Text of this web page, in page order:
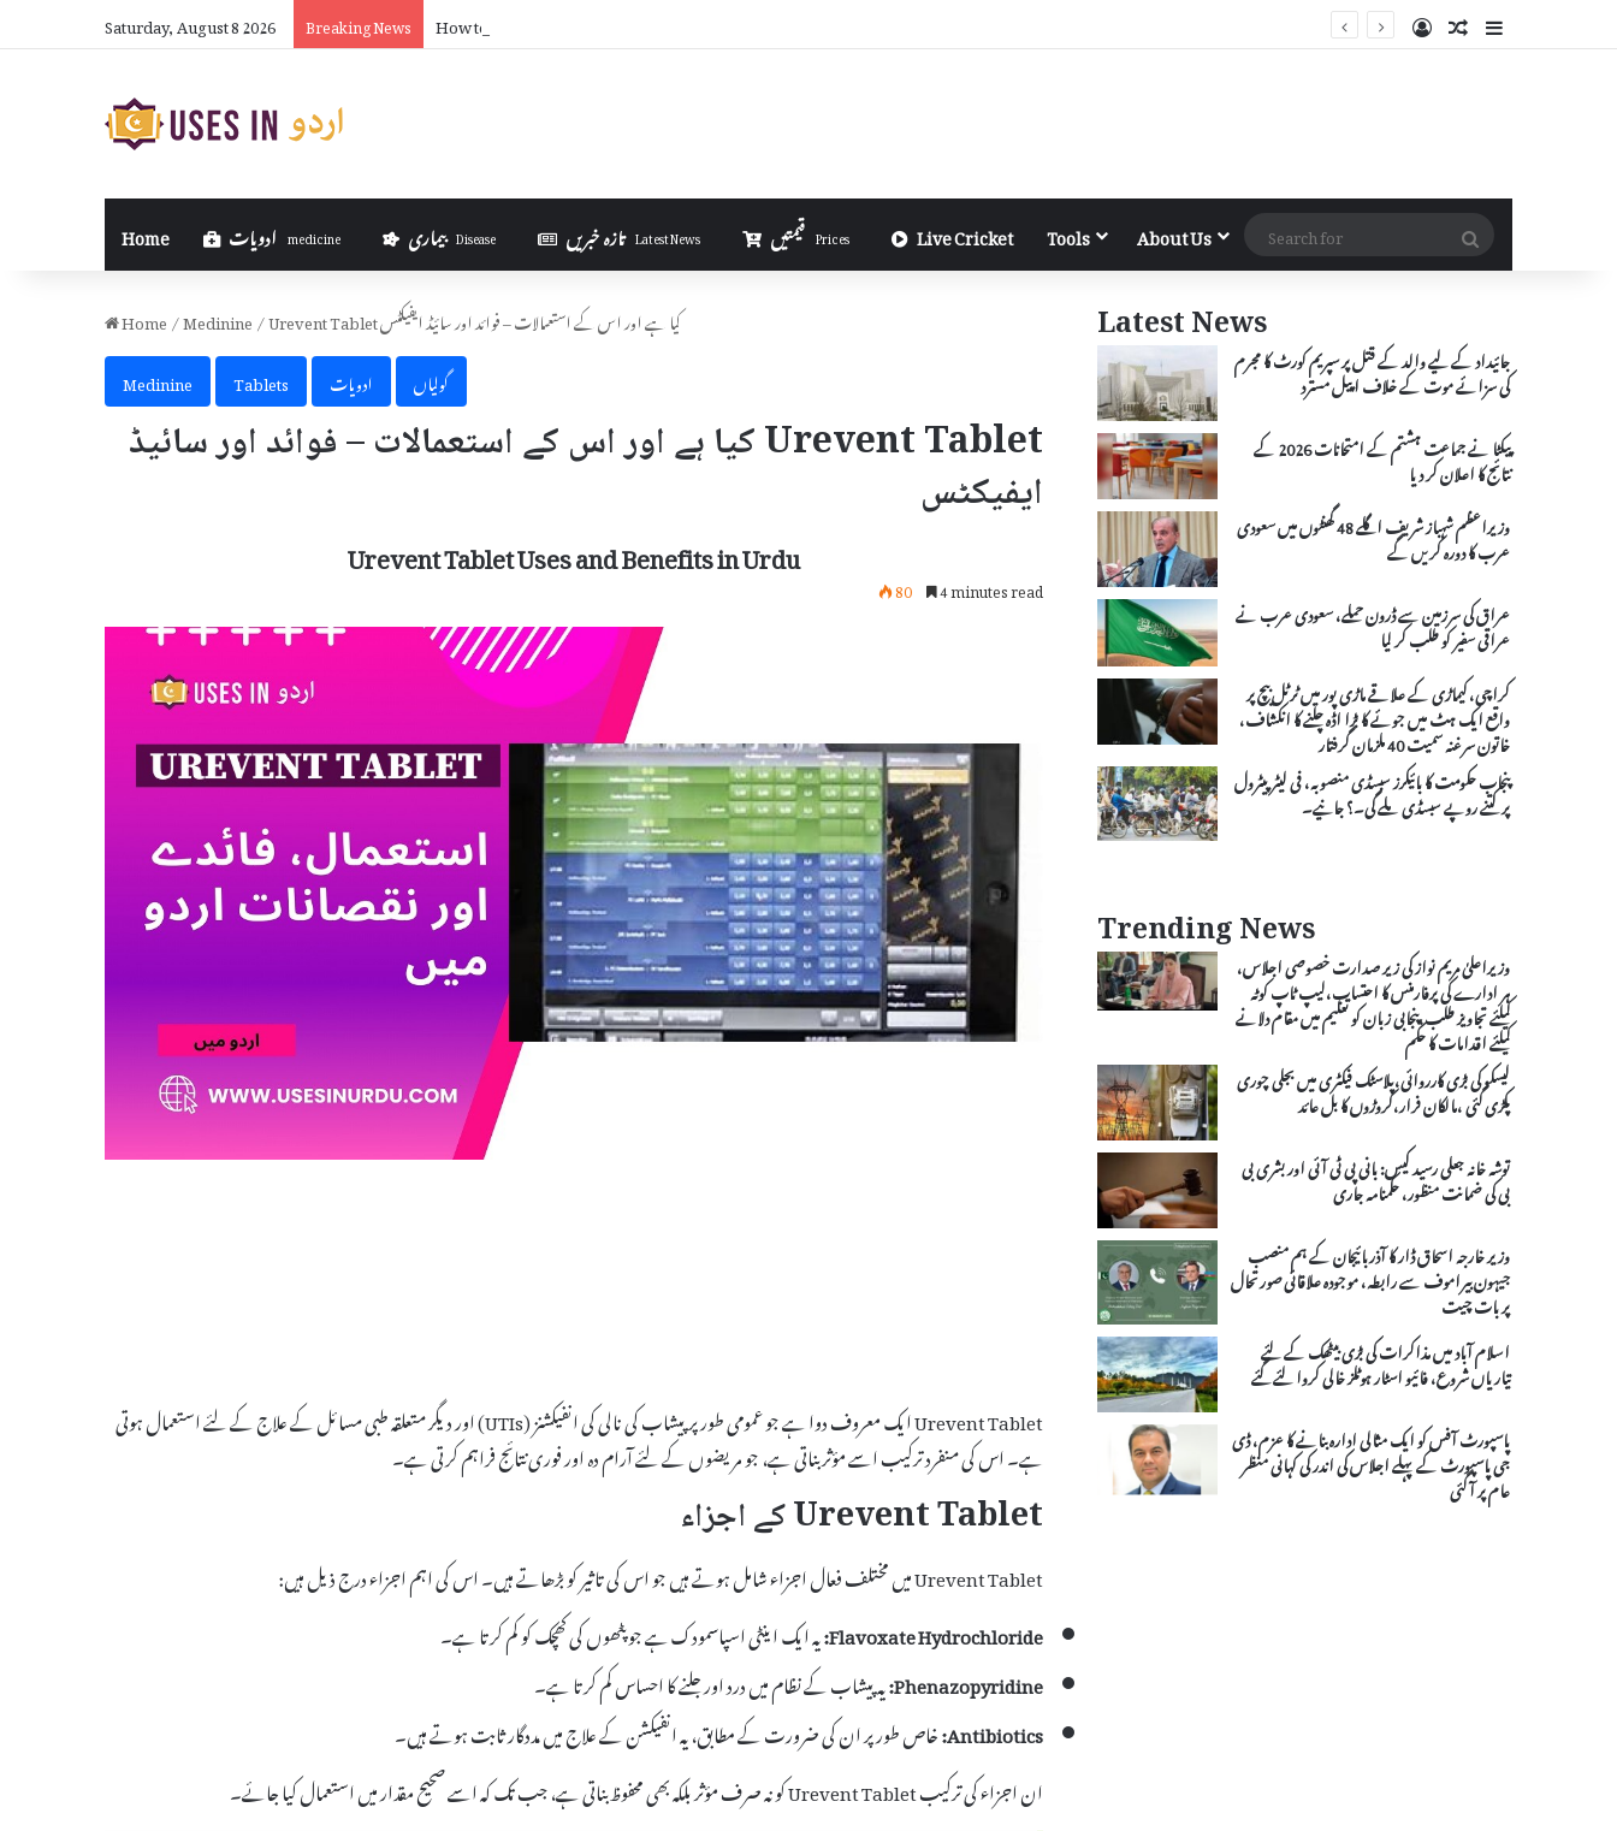
Saturday, August 8 2026 Breaking News How to Make Money on Telegram in Urdu Log InRandom Article
Sidebar
Home medicine بیماری Disease تازہ خبریں Latest News Prices Live Cricket Tools About Us
Search
for
Home/Medinine/
Urevent Tablet کیا ہے اور اس کے استعمالات – فوائد اور سائیڈ ایفیکٹس
Medinine
Tablets ادویات گولیاں
Urevent Tablet کیا ہے اور اس کے استعمالات – فوائد اور سائیڈ
ایفیکٹس
Urevent Tablet Uses and Benefits in Urdu
80 4 minutes read
Urevent Tablet ایک معروف دوا ہے جو عمومی طور پر پیشاب کی نالی کی انفیکشنز (UTIs) اور دیگر متعلقہ طبی مسائل کے علاج کے لئے استعمال ہوتی
ہے۔ اس کی منفرد ترکیب اسے مؤثر بناتی ہے، جو مریضوں کے لئے آرام دہ اور فوری نتائج فراہم کرتی ہے۔
Urevent Tablet کے اجزاء
Urevent Tablet میں مختلف فعال اجزاء شامل ہوتے ہیں جو اس کی تاثیر کو بڑھاتے ہیں۔ اس کی اہم اجزاء درج ذیل ہیں:
Flavoxate Hydrochloride:یہ ایک اینٹی اسپاسمودک ہے جو پٹھوں کی کھچک کو کم کرتا ہے۔
Phenazopyridine:یہ پیشاب کے نظام میں درد اور جلنے کا احساس کم کرتا ہے۔
Antibiotics: خاص طور پر ان کی ضرورت کے مطابق، یہ انفیکشن کے علاج میں مددگار ثابت ہوتے ہیں۔
ان اجزاء کی ترکیب Urevent Tablet کو نہ صرف مؤثر بلکہ بھی محفوظ بناتی ہے، جب تک کہ اسے صحیح مقدار میں استعمال کیا جائے۔
Latest News
جائیداد کے لیے والد کے قتل پر سپریم کورٹ کا مجرم
کی سزائے موت کے خلاف اپیل مسترد
پیکٹا نے جماعت ہشتم کے امتحانات 2026 کے
نتائج کا اعلان کر دیا
وزیراعظم شہباز شریف اگلے 48 گھنٹوں میں سعودی
عرب کا دورہ کریں گے
عراق کی سرزمین سے ڈرون حملے، سعودی عرب نے
عراقی سفیر کو طلب کر لیا
کراچی، کیماڑی کے علاقے ماڑی پور میں ٹرٹل بیچ پر
واقع ایک ہٹ میں جوئے کا بڑا اڈہ چلنے کا انکشاف،
خاتون سرغنہ سمیت 40 ملزمان گرفتار
پنجاب حکومت کا بائیکرز سبسڈی منصوبہ، فی لیٹر پیٹرول
پر کتنے روپے سبسڈی ملے گی۔؟ جانیے۔
Trending News
وزیراعلیٰ مریم نواز کی زیر صدارت خصوصی اجلاس،
ہر ادارے کی پرفارمنس کا احتساب،لیپ ٹاپ کوٹہ
کیلئے تجاویز طلب،پنجابی زبان کو تعلیم میں مقام دلانے
کیلئے اقدامات کا حکم
لیسکو کی بڑی کارروائی،پلاسٹک فیکٹری میں بجلی چوری
پکڑی گئی ،مالکان فرار،کروڑوں کا بل عائد
توشہ خانہ جعلی رسید کیس: بانی پی ٹی آئی اور بشری بی
بی کی ضمانت منظور، حکمنامہ جاری
وزیر خارجہ اسحاق ڈار کا آذربائیجان کے ہم منصب
جیہون بیراموف سے رابطہ، موجودہ علاقائی صورتحال
پر بات چیت
اسلام آباد میں مذاکرات کی بڑی بیٹھک کے لئے
تیاریاں شروع، فائیو اسٹار ہوٹلز خالی کروا لئے گئے
پاسپورٹ آفس کو ایک مثالی ادارہ بنانے کا عزم، ڈی
جی پاسپورٹ کے پہلے اجلاس کی اندر کی کہانی منظر
عام پر آ گئی